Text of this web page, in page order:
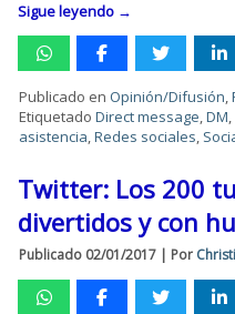
Sigue leyendo →
Publicado en Opinión/Difusión,
Etiquetado Direct message,DM,
asistencia,Redes sociales,
Twitter: Los 200
divertidos y con
Publicado 02/01/2017 | Por